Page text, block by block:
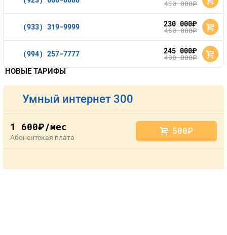
430 000руб.
(933) 319-9999 230 000руб.
460 000руб.
(994) 257-7777 245 000руб.
490 000руб.
НОВЫЕ ТАРИФЫ
Умный интернет 300
1 600руб./мес
Абонентская плата
500руб.